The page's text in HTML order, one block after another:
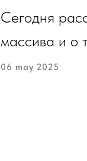
Сегодня
массива и о
06 may 2025